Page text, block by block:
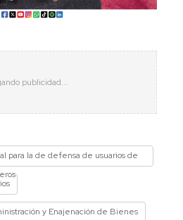
para la de defensa de usuarios de
y Enajenación de Bienes